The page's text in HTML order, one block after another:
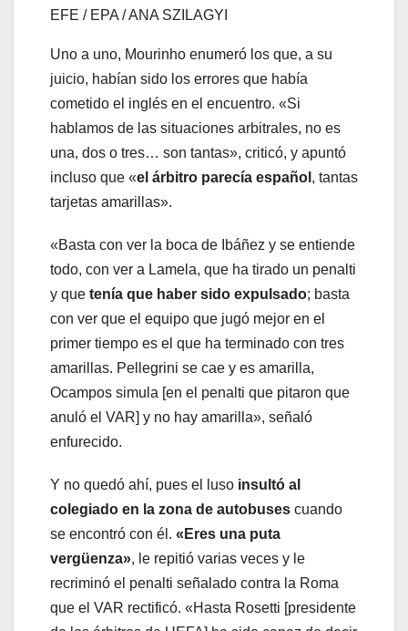
EFE / EPA / ANA SZILAGYI
Uno a uno, Mourinho enumeró los que, a su
juicio, habían sido los errores que había
cometido el inglés en el encuentro. «Si
hablamos de las situaciones arbitrales, no es
una, dos o tres… son tantas», criticó, y apuntó
incluso que «el árbitro parecía español , tantas
tarjetas amarillas».
«Basta con ver la boca de Ibáñez y se entiende
todo, con ver a Lamela, que ha tirado un penalti
y que tenía que haber sido expulsado; basta
con ver que el equipo que jugó mejor en el
primer tiempo es el que ha terminado con tres
amarillas. Pellegrini se cae y es amarilla,
Ocampos simula [en el penalti que pitaron que
anuló el VAR] y no hay amarilla», señaló
enfurecido.
Y no quedó ahí, pues el luso insultó al
colegiado en la zona de autobuses cuando
se encontró con él. «Eres una puta
vergüenza», le repitió varias veces y le
recriminó el penalti señalado contra la Roma
que el VAR rectificó. «Hasta Rosetti [presidente